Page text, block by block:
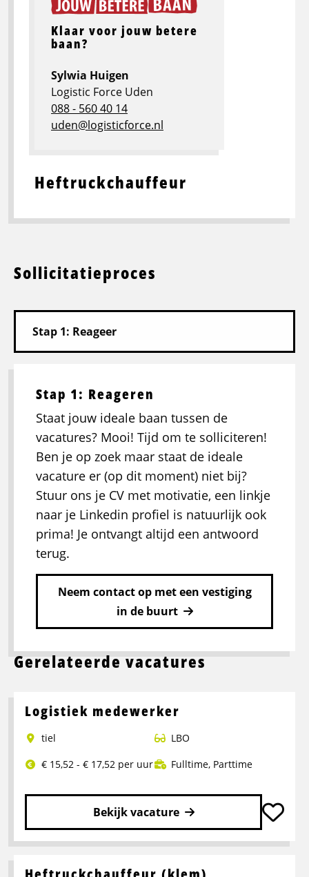
Heftruckchauffeur
Klaar voor jouw betere
baan?
Sylwia Huigen
Logistic Force Uden
088 - 560 40 14
uden@logisticforce.nl
Sollicitatieproces
Stap 1: Reageren
Staat jouw ideale baan tussen de
vacatures? Mooi! Tijd om te solliciteren!
Ben je op zoek maar staat de ideale
vacature er (op dit moment) niet bij?
Stuur ons je CV met motivatie, een linkje
naar je Linkedin profiel is natuurlijk ook
prima! Je ontvangt altijd een antwoord
terug.
Neem contact op met een vestiging
in de buurt
Gerelateerde vacatures
Logistiek medewerker
tiel
LBO
€ 15,52 - € 17,52 per uur
Fulltime, Parttime
Bekijk vacature
Lees
over